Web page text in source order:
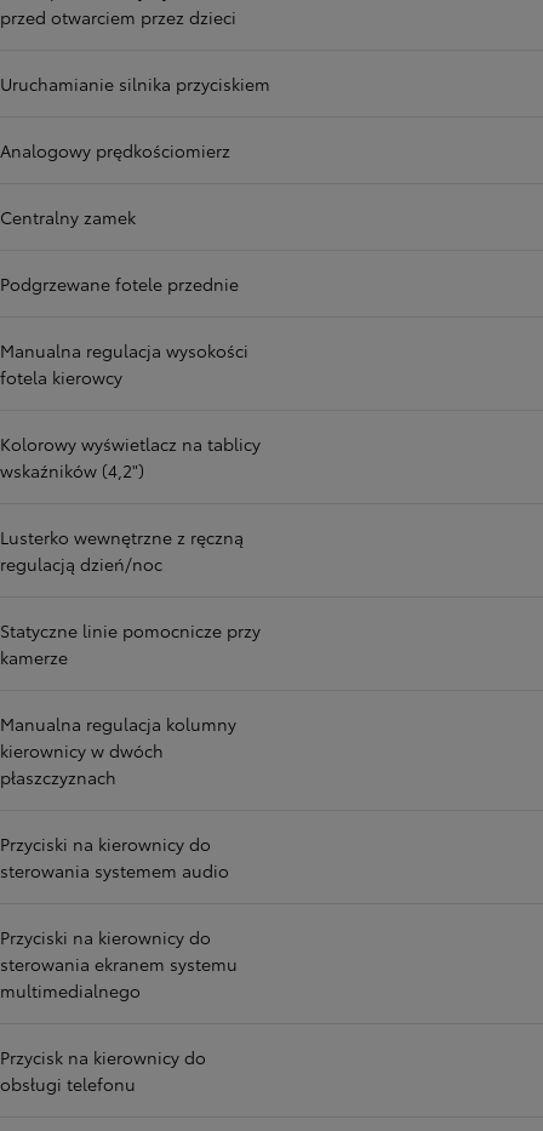
przed otwarciem przez dzieci
Uruchamianie silnika przyciskiem
Analogowy prędkościomierz
Centralny zamek
Podgrzewane fotele przednie
Manualna regulacja wysokości
fotela kierowcy
Kolorowy wyświetlacz na tablicy
wskaźników (4,2")
Lusterko wewnętrzne z ręczną
regulacją dzień/noc
Statyczne linie pomocnicze przy
kamerze
Manualna regulacja kolumny
kierownicy w dwóch
płaszczyznach
Przyciski na kierownicy do
sterowania systemem audio
Przyciski na kierownicy do
sterowania ekranem systemu
multimedialnego
Przycisk na kierownicy do
obsługi telefonu